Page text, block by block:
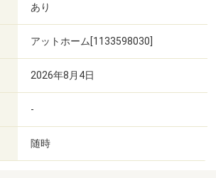
あり
アットホーム[1133598030]
2026年8月4日
-
随時